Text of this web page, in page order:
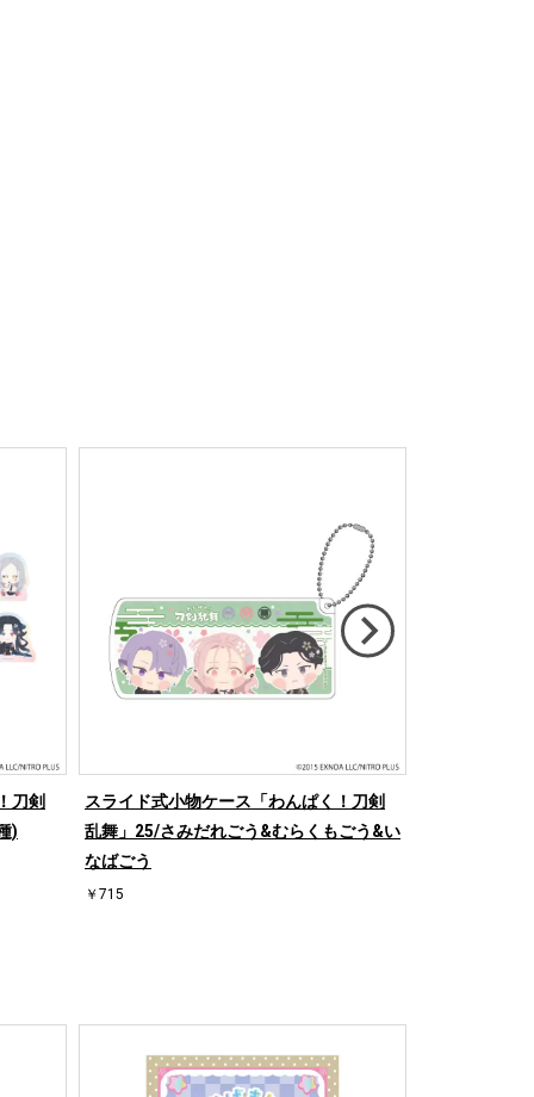
刀剣
)
スライド式小物ケース「わんぱく！刀剣
乱舞」25/さみだれごう&むらくもごう&い
なばごう
￥715